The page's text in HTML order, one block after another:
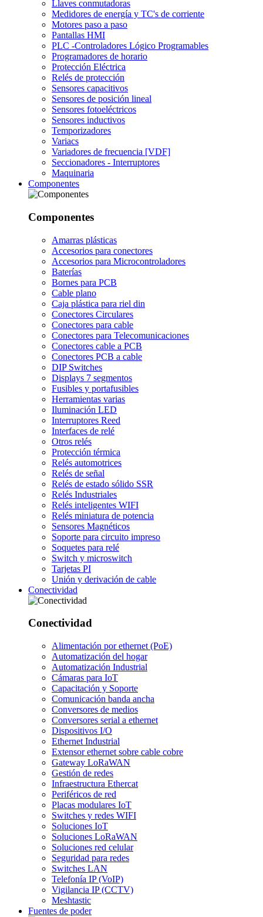
Llaves conmutadoras
Medidores de energía y TC's de corriente
Motores paso a paso
Pantallas HMI
PLC -Controladores Lógico Programables
Programadores de horario
Protección Eléctrica
Relés de protección
Sensores capacitivos
Sensores de posición lineal
Sensores fotoeléctricos
Sensores inductivos
Temporizadores
Variacs
Variadores de frecuencia [VDF]
Seccionadores - Interruptores
Maquinaria
Componentes
Componentes
Amarras plásticas
Accesorios para conectores
Accesorios para Microcontroladores
Baterías
Bornes para PCB
Cable plano
Caja plástica para riel din
Conectores Circulares
Conectores para cable
Conectores para Telecomunicaciones
Conectores cable a PCB
Conectores PCB a cable
DIP Switches
Displays 7 segmentos
Fusibles y portafusibles
Herramientas varias
Iluminación LED
Interruptores Reed
Interfaces de relé
Otros relés
Protección térmica
Relés automotrices
Relés de señal
Relés de estado sólido SSR
Relés Industriales
Relés inteligentes WIFI
Relés miniatura de potencia
Sensores Magnéticos
Soporte para circuito impreso
Soquetes para relé
Switch y microswitch
Tarjetas PI
Unión y derivación de cable
Conectividad
Conectividad
Alimentación por ethernet (PoE)
Automatización del hogar
Automatización Industrial
Cámaras para IoT
Capacitación y Soporte
Comunicación banda ancha
Conversores de medios
Conversores serial a ethernet
Dispositivos I/O
Ethernet Industrial
Extensor ethernet sobre cable cobre
Gateway LoRaWAN
Gestión de redes
Infraestructura Ethercat
Periféricos de red
Placas modulares IoT
Switches y redes WIFI
Soluciones IoT
Soluciones LoRaWAN
Soluciones red celular
Seguridad para redes
Switches LAN
Telefonía IP (VoIP)
Vigilancia IP (CCTV)
Meshtastic
Fuentes de poder